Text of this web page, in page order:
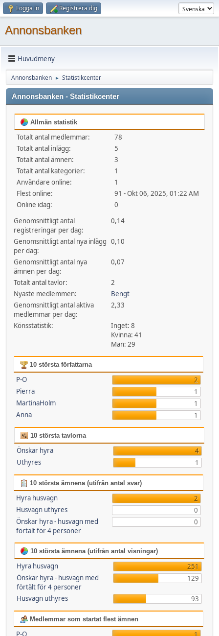
Logga in Registrera dig
Annonsbanken
Huvudmeny
Annonsbanken ► Statistikcenter
Annonsbanken - Statistikcenter
Allmän statistik
Totalt antal medlemmar:
78
Totalt antal inlägg:
5
Totalt antal ämnen:
3
Totalt antal kategorier:
1
Användare online:
1
Flest online:
91 - Okt 06, 2025, 01:22 AM
Online idag:
0
Genomsnittligt antal
registreringar per dag:
0,14
Genomsnittligt antal nya inlägg
per dag:
0,10
Genomsnittligt antal nya
ämnen per dag:
0,07
Totalt antal tavlor:
2
Nyaste medlemmen:
Bengt
Genomsnittligt antal aktiva
medlemmar per dag:
2,33
Könsstatistik:
Inget: 8
Kvinna: 41
Man: 29
10 största författarna
P-O
2
Pierra
1
MartinaHolm
1
Anna
1
10 största tavlorna
Önskar hyra
4
Uthyres
1
10 största ämnena (utifrån antal svar)
Hyra husvagn
2
Husvagn uthyres
0
Önskar hyra - husvagn med
förtält för 4 personer
0
10 största ämnena (utifrån antal visningar)
Hyra husvagn
251
Önskar hyra - husvagn med
förtält för 4 personer
129
Husvagn uthyres 93
Medlemmar som startat flest ämnen
P-O